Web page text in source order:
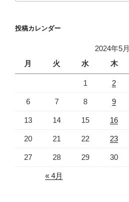
投稿カレンダー
2024年5月
月
火 水 木
1 2
6 7 8 9
13 14 15 16
20 21 22 23
27 28 29 30
« 4月